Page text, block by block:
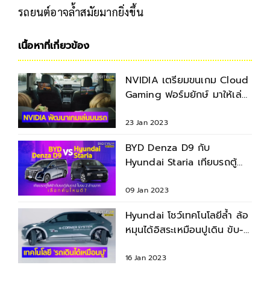
รถยนต์อาจล้ำสมัยมากยิ่งขึ้น
เนื้อหาที่เกี่ยวข้อง
NVIDIA เตรียมขนเกม Cloud
Gaming ฟอร์มยักษ์ มาให้เล่น
23 Jan 2023
BYD Denza D9 กับ
Hyundai Staria เทียบรถตู้
2 ล้าน
09 Jan 2023
Hyundai โชว์เทคโนโลยีล้ำ ล้อ
หมุนได้อิสระเหมือนปูเดิน ขับ-
16 Jan 2023